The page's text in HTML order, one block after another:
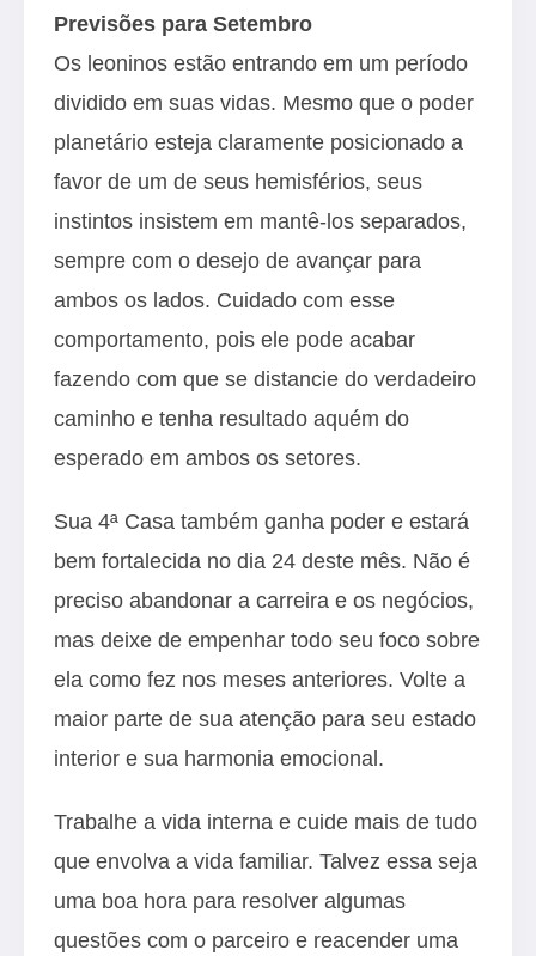
Previsões para Setembro
Os leoninos estão entrando em um período
dividido em suas vidas. Mesmo que o poder
planetário esteja claramente posicionado a
favor de um de seus hemisférios, seus
instintos insistem em mantê-los separados,
sempre com o desejo de avançar para
ambos os lados. Cuidado com esse
comportamento, pois ele pode acabar
fazendo com que se distancie do verdadeiro
caminho e tenha resultado aquém do
esperado em ambos os setores.
Sua 4ª Casa também ganha poder e estará
bem fortalecida no dia 24 deste mês. Não é
preciso abandonar a carreira e os negócios,
mas deixe de empenhar todo seu foco sobre
ela como fez nos meses anteriores. Volte a
maior parte de sua atenção para seu estado
interior e sua harmonia emocional.
Trabalhe a vida interna e cuide mais de tudo
que envolva a vida familiar. Talvez essa seja
uma boa hora para resolver algumas
questões com o parceiro e reacender uma